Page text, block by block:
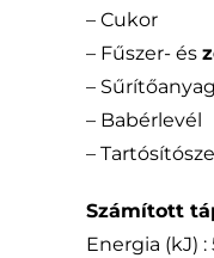
– Cukor
– Fűszer- és
–
– Babérlevél
–
Számított
Energia (kJ) :